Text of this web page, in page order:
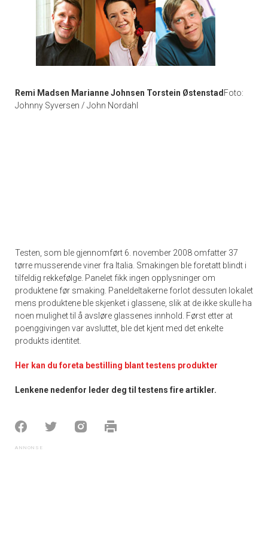
Remi Madsen Marianne Johnsen Torstein ØstenstadFoto:
Johnny Syversen / John Nordahl
Testen, som ble gjennomført 6. november 2008 omfatter 37
tørre musserende viner fra Italia. Smakingen ble foretatt blindt i
tilfeldig rekkefølge. Panelet fikk ingen opplysninger om
produktene før smaking. Paneldeltakerne forlot dessuten lokalet
mens produktene ble skjenket i glassene, slik at de ikke skulle ha
noen mulighet til å avsløre glassenes innhold. Først etter at
poenggivingen var avsluttet, ble det kjent med det enkelte
produkts identitet.
Her kan du foreta bestilling blant testens produkter
Lenkene nedenfor leder deg til testens fire artikler.